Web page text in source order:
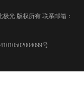
极光 版权所有 联系邮箱：
号